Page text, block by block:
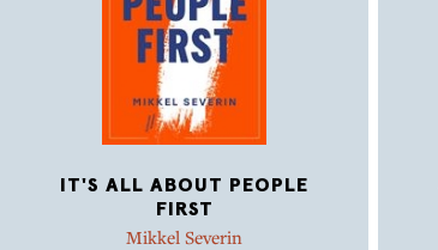
IT'S ALL ABOUT PEOPLE
FIRST
Mikkel Severin